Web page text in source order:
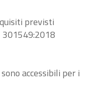
previsti
301549:2018
accessibili per i